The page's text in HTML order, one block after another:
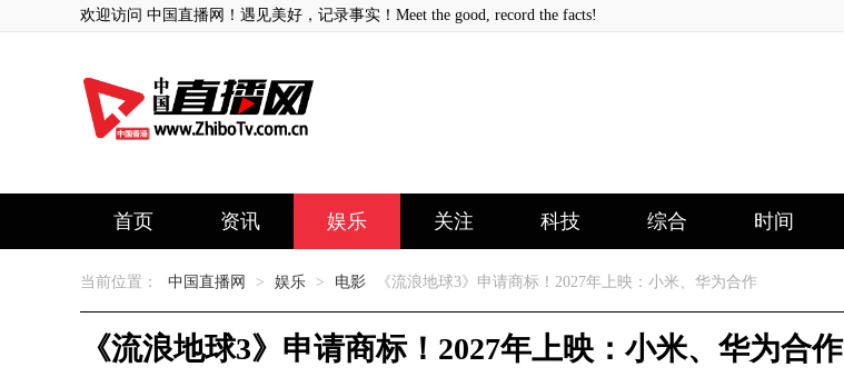
欢迎访问 中国直播网！遇见美好，记录事实！Meet the good, record the facts!
首页 资讯 娱乐 关注 科技 综合 时间
当前位置： 中国直播网 > 娱乐 > 电影 《流浪地球3》申请商标！2027年上映：小米、华为合作
《流浪地球3》申请商标！2027年上映：小米、华为合作